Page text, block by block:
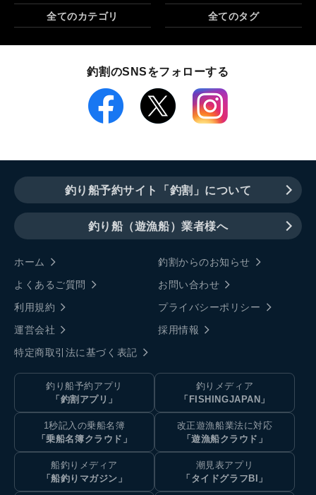
全てのカテゴリ 全てのタグ
釣割のSNSをフォローする
釣り船予約サイト「釣割」について
釣り船（遊漁船）業者様へ
ホーム
釣割からのお知らせ
よくあるご質問
お問い合わせ
利用規約
プライバシーポリシー
運営会社
採用情報
特定商取引法に基づく表記
釣り船予約アプリ
「釣割アプリ」
釣りメディア
「FISHINGJAPAN」
1秒記入の乗船名簿
「乗船名簿クラウド」
改正遊漁船業法に対応
「遊漁船クラウド」
船釣りメディア
「船釣りマガジン」
潮見表アプリ
「タイドグラフBI」